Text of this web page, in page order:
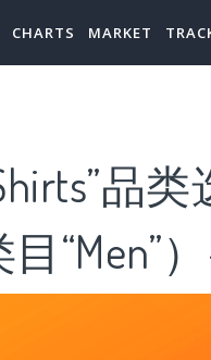
CHARTS MARKET
品
“Men”